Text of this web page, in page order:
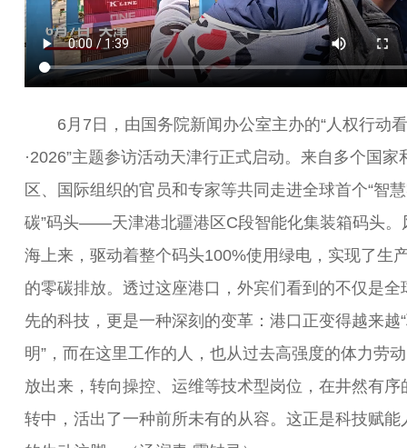
6月7日，由国务院新闻办公室主办的“人权行动
·2026”主题参访活动天津行正式启动。来自多个国家
区、国际组织的官员和专家等共同走进全球首个“智
碳”码头——天津港北疆港区C段智能化集装箱码头。
海上来，驱动着整个码头100%使用绿电，实现了生
的零碳排放。透过这座港口，外宾们看到的不仅是全
先的科技，更是一种深刻的变革：港口正变得越来越
明”，而在这里工作的人，也从过去高强度的体力劳
放出来，转向操控、运维等技术型岗位，在井然有序
转中，活出了一种前所未有的从容。这正是科技赋能